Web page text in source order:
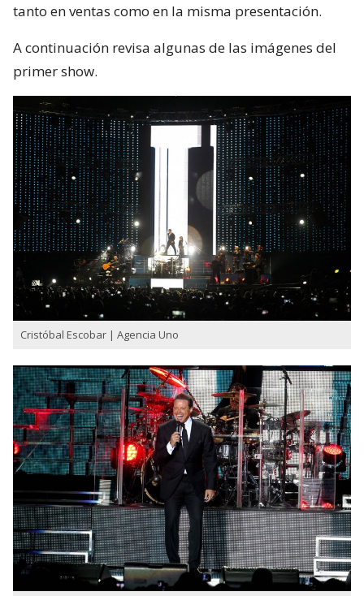
tanto en ventas como en la misma presentación.
A continuación revisa algunas de las imágenes del
primer show.
Cristóbal Escobar | Agencia Uno